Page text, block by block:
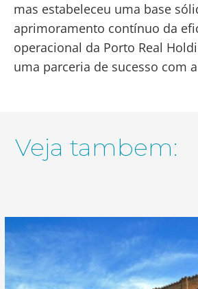
mas estabeleceu uma base
aprimoramento contínuo da
operacional da Porto Real
uma parceria de sucesso com
Veja tambem: